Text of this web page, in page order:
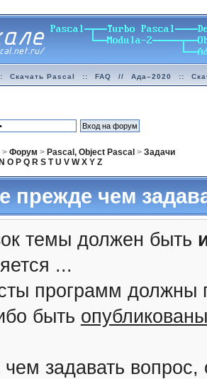
Скачать Pascal :: FAQ // Ада–2020 ::
> Форум > Pascal, Object Pascal > Задачи
N O P Q R S T U V W X Y Z
прежде чем
темы должен быть
...
программ должны
быть
задавать вопрос,